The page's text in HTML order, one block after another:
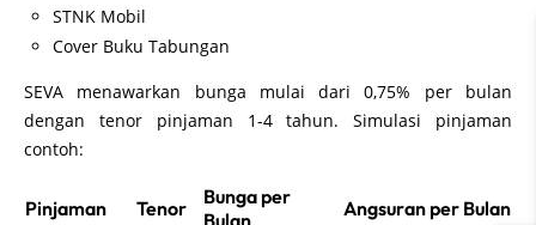
STNK Mobil
Cover Buku Tabungan
SEVA menawarkan bunga mulai dari 0,75% per bulan
dengan tenor pinjaman 1-4 tahun. Simulasi pinjaman
contoh:
Pinjaman Tenor
Bunga per
Angsuran per Bulan